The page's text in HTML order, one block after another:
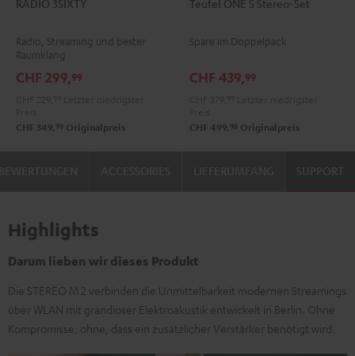
3SIXTY3SIXTY
RADIO 3SIXTY
Radio, Streaming und bester
Raumklang
CHF 299,99
CHF 349, 99 Originalpreis
ONE
Stereo-
Schwarz
ONE
Stereo-
Weiß
Teufel ONE S Stereo-Set
Spare im Doppelpack
CHF 439,99
CHF 499, 98 Originalpreis
SUPPORT
Highlights
Darum lieben wir dieses Produkt
Die STEREO M 2 verbinden die Unmittelbarkeit modernen Streamings
über WLAN mit grandioser Elektroakustik entwickelt in Berlin. Ohne
Kompromisse, ohne, dass ein zusätzlicher Verstärker benötigt wird.